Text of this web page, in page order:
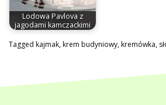
Lodowa Pavlova z
jagodami kamczackimi
Tagged kajmak,krem budyniowy,kremówka,